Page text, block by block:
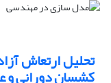
تحلیل ارتعاش
کشسان دورانی و